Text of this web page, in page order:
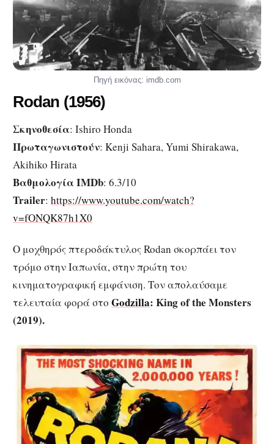
Πηγή εικόνας: imdb.com
Rodan (1956)
Σκηνοθεσία: Ishiro Honda
Πρωταγωνιστούν: Kenji Sahara, Yumi Shirakawa,
Akihiko Hirata
Βαθμολογία IMDb: 6.3/10
Trailer: https://www.youtube.com/watch?
v=fONQK87h1X0
Ο μοχθηρός πτεροδάκτυλος Rodan σκορπάει τον
τρόμο στην Ιαπωνία, στην πρώτη του
κινηματογραφική εμφάνιση. Τον απολαύσαμε
τελευταία φορά στο Godzilla: Kingofthe Monsters
(2019).